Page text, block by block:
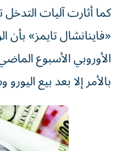
كما أثارت آليات
«فاينانشال تايمز» بأن
الأوروبي الأسبوع
بالأمر إلا بعد بيع